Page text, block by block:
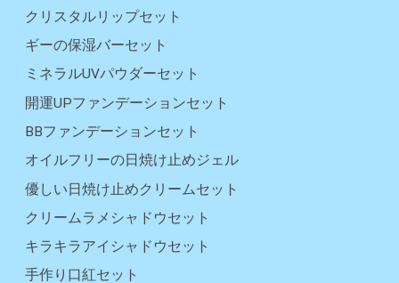
クリスタルリップセット
ギーの保湿バーセット
ミネラルUVパウダーセット
開運UPファンデーションセット
BBファンデーションセット
オイルフリーの日焼け止めジェル
優しい日焼け止めクリームセット
クリームラメシャドウセット
キラキラアイシャドウセット
手作り口紅セット